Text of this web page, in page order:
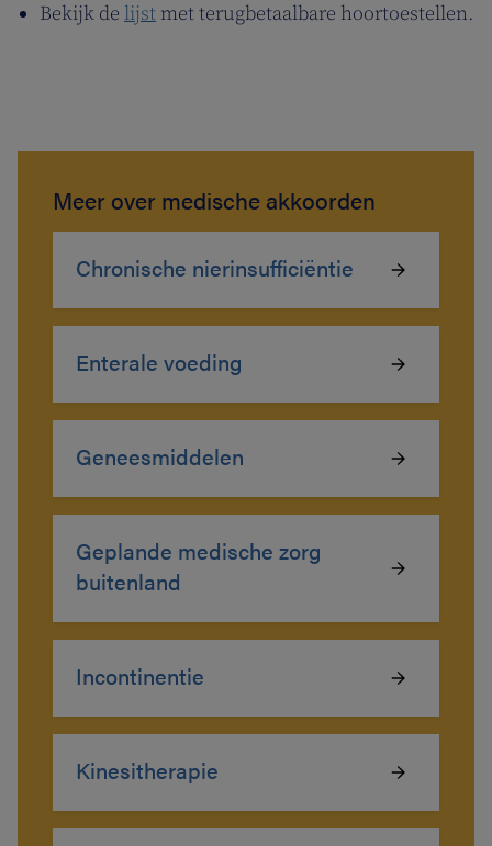
Bekijk de lijst met terugbetaalbare hoortoestellen.
Meer over medische akkoorden
Chronische nierinsufficiëntie
Enterale voeding
Geneesmiddelen
Geplande medische zorg
buitenland
Incontinentie
Kinesitherapie